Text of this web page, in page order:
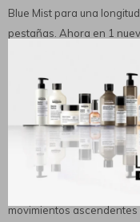
Blue Mist para una
pestañas. Ahora en 1
innovador cepillo cónico
sin dejar grumos y su
colores es ligera y súper
Beneficios
Para conseguir unas
aplicá Sky High Colors
movimientos